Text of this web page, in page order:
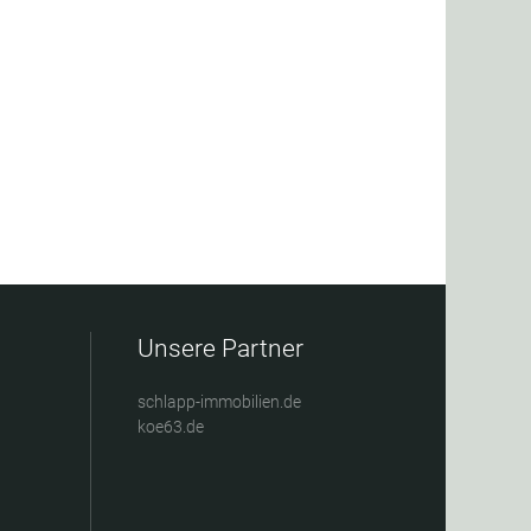
Unsere Partner
schlapp-immobilien.de
koe63.de